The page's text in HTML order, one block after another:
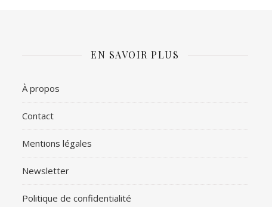
EN SAVOIR PLUS
À propos
Contact
Mentions légales
Newsletter
Politique de confidentialité